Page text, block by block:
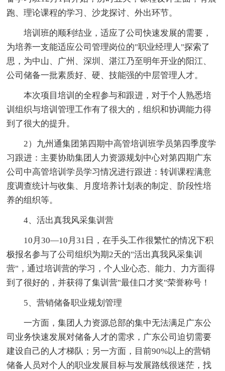
跑、理论课程的学习、沙龙探讨、外出环节。
培训班的顺利结业，适应了公司快速发展的需要，
为培养一支能适应公司管理岗位的"职业经理人"探索了
思，为中山、广州、深圳、湛江乃至明年开业的阳江、
公司储备一批素质好、硬、技能强的中层管理人才。
本次项目培训的全程参与和跟进，对于个人熟悉培
训组织与培训管理工作有了很大的，组织和协调能力得
到了很大的提升。
2）九州通集团第四期中高管培训班学员第四季度学
习跟进：主要协助集团人力资源规划中心对第四期广东
公司中高管培训学员学习情况进行跟进：转训课程满意
度调查统计与收集、月度培养计划表的制定、阶段性培
养的组织等。
4、活出真我风采集训营
10月30—10月31日，在手头工作很繁忙的情况下积
极报名参与了公司组织为期2天的"活出真我风采集训
营"，通过培训营的学习，个人业心态、能力、力方面得
到了很好的，并获得了集训营"最佳口才奖"荣誉称号！
5、营销储备职业规划管理
一方面，集团人力资源总部的集中无法满足广东公
司业务快速发展对储备人才的需求，广东公司迫切需要
建设自己的人才梯队；另一方面，目前90%以上的营销
储备人员对个人的职业发展目标与发展路线很迷茫，找